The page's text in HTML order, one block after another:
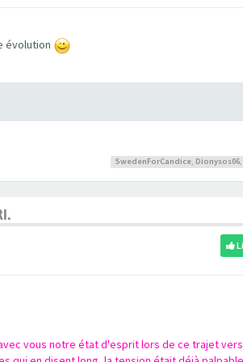
évolution
SwedenForCandice, Dionysos06,
vous notre état d'esprit lors de ce trajet vers